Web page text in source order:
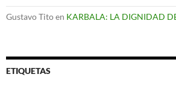
Gustavo Titoen KARBALA: LA DIGNIDAD
ETIQUETAS